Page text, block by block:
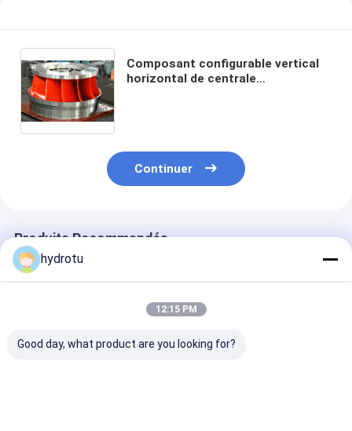
Composant configurable vertical
horizontal de centrale
Continuer
Produits Recommandés
hydrotu
12:15 PM
Good day, what product are you looking for?